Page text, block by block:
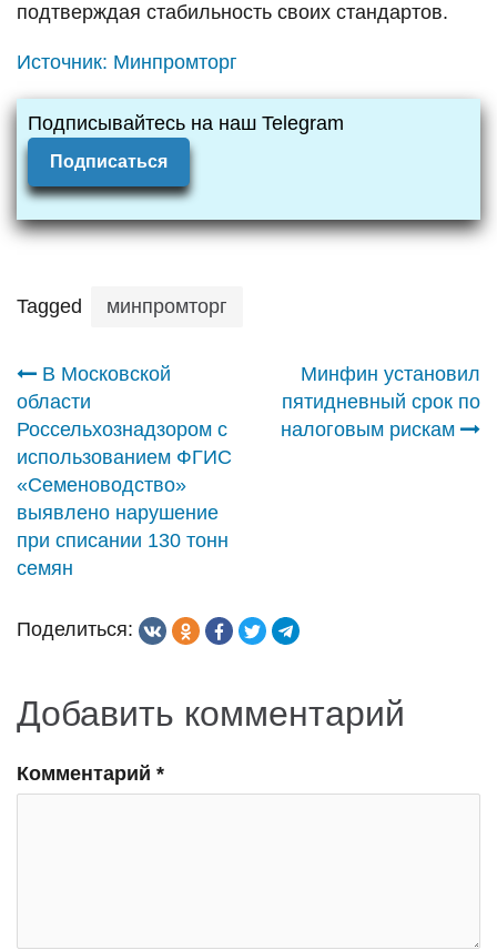
подтверждая стабильность своих стандартов.
Источник: Минпромторг
Подписывайтесь на наш Telegram
Подписаться
Tagged минпромторг
Навигация
по
записям
В Московской
области
Россельхознадзором с
использованием ФГИС
«Семеноводство»
выявлено нарушение
при списании 130 тонн
семян
Минфин установил
пятидневный срок по
налоговым рискам
Поделиться:
Добавить комментарий
Комментарий *